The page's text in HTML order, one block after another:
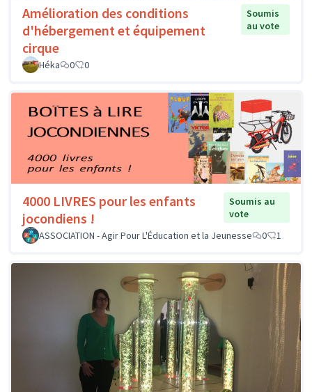
Amélioration des conditions
d'hébergement et équipement
cirque
Soumis
au vote
Héka 0 0
4000 LIVRES pour les enfants
jocondiens !
Soumis au
vote
ASSOCIATION - Agir Pour L'Éducation et la Jeunesse
0 1